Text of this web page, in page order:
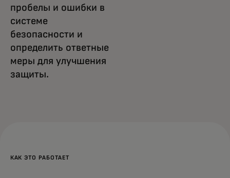
пробелы и ошибки в
системе
безопасности и
определить ответные
меры для улучшения
защиты.
КАК ЭТО РАБОТАЕТ